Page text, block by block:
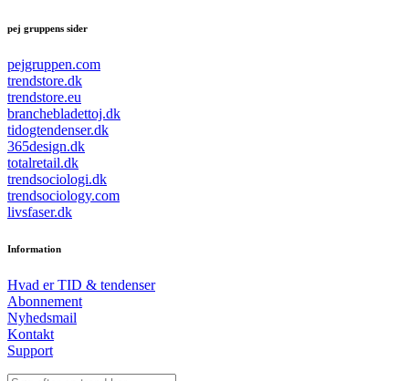
pej gruppens sider
pejgruppen.com
trendstore.dk
trendstore.eu
branchebladettoj.dk
tidogtendenser.dk
365design.dk
totalretail.dk
trendsociologi.dk
trendsociology.com
livsfaser.dk
Information
Hvad er TID & tendenser
Abonnement
Nyhedsmail
Kontakt
Support